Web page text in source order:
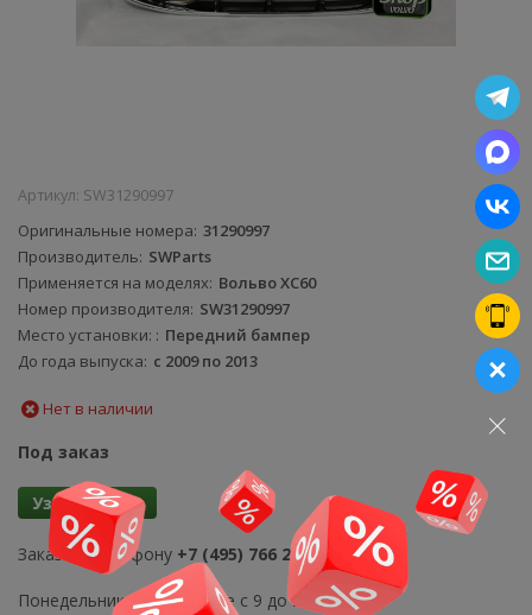
Артикул: SW31290997
Оригинальные номера 31290997
Производитель SWParts
Применяется на моделях Вольво XC60
Номер производителя SW31290997
Место установки:
Передний бампер
До года выпуска с 2009 по 2013
Нет в наличии
Под заказ
Узнать цену
Заказ по телефону +7 (495) 766 21 80
Понедельник-Воскресенье с 9 до 21 часа